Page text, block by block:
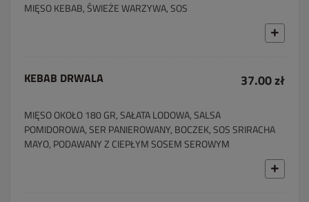
MIĘSO KEBAB, ŚWIEŻE WARZYWA, SOS
KEBAB DRWALA 37.00 zł
MIĘSO OKOŁO 180 GR, SAŁATA LODOWA, SALSA
POMIDOROWA, SER PANIEROWANY, BOCZEK, SOS SRIRACHA
MAYO, PODAWANY Z CIEPŁYM SOSEM SEROWYM